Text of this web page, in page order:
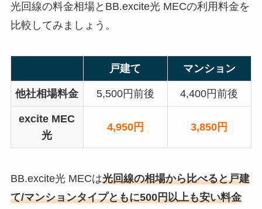
光回線の料金相場とBB.excite光 MECの利用料金を
比較してみましょう。
戸建て マンション
他社相場料金 5,500円前後 4,400円前後
excite MEC
光
4,950円 3,850円
BB.excite光 MECは光回線の相場から比べると戸建
て/マンションタイプともに500円以上も安い料金